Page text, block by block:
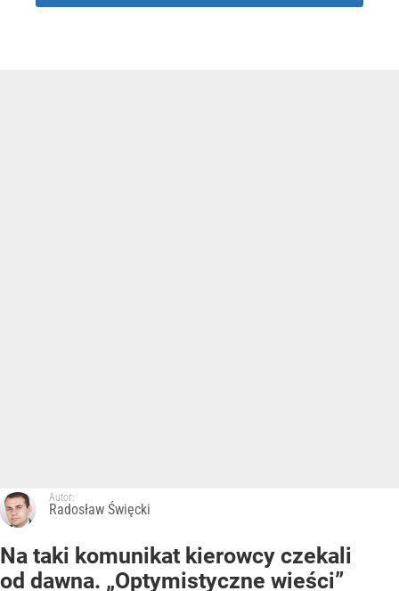
Autor:
Radosław Święcki
Na taki komunikat kierowcy czekali
od dawna. „Optymistyczne wieści”